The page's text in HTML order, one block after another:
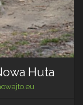
Huta